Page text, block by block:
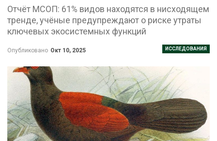
Отчёт МСОП: 61% видов находятся в нисходящем
тренде, учёные предупреждают о риске утраты
ключевых экосистемных функций
ИССЛЕДОВАНИЯ
Опубликовано Окт 10, 2025